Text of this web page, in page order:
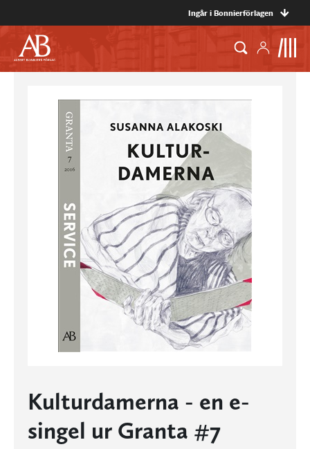
Ingår i Bonnierförlagen
Kulturdamerna - en e-
singel ur Granta #7